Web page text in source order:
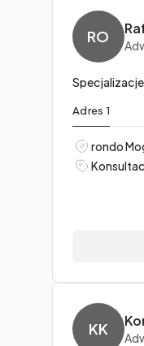
RO
Adres 1
rondo
KK